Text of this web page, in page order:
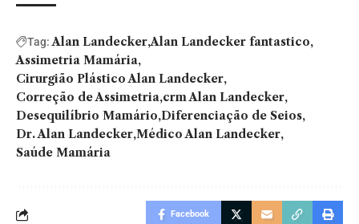
Tag: Alan Landecker Alan Landecker fantastico
Assimetria Mamária
Cirurgião Plástico Alan Landecker
Correção de Assimetria crm Alan Landecker
Desequilíbrio Mamário Diferenciação de Seios
Dr. Alan Landecker Médico Alan Landecker
Saúde Mamária
Facebook